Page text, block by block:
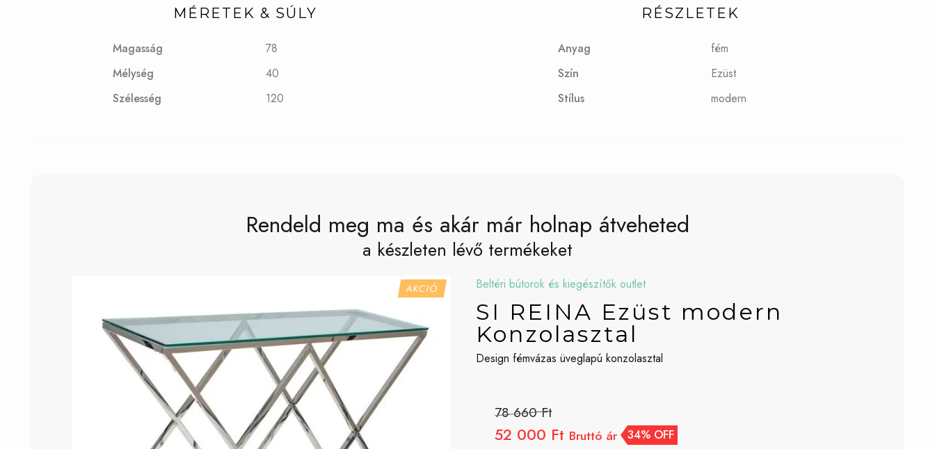
MÉRETEK & SÚLY
Magasság
78
Mélység
40
Szélesség
120
RÉSZLETEK
Anyag
fém
Szín
Ezüst
Stílus
modern
Rendeld meg ma és akár már holnap átveheted
a készleten lévő termékeket
AKCIÓ Beltéri bútorok és kiegészítők outlet
SI REINA Ezüst modern
Konzolasztal
Design fémvázas üveglapú konzolasztal
78 660 Ft
52 000 Ft Bruttó ár
34% OFF